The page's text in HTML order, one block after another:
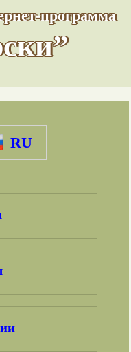
программа
RU